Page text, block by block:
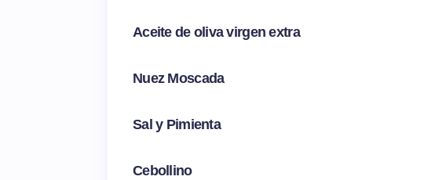
Aceite de oliva virgen extra
Nuez Moscada
Sal y Pimienta
Cebollino